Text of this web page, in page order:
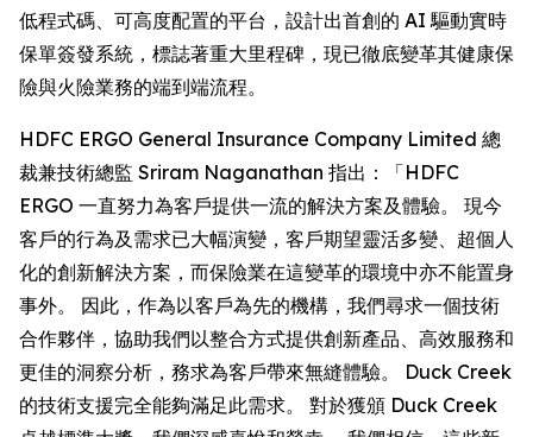
低程式碼、可高度配置的平台，設計出首創的 AI 驅動實時
保單簽發系統，標誌著重大里程碑，現已徹底變革其健康保
險與火險業務的端到端流程。
HDFC ERGO General Insurance Company Limited 總
裁兼技術總監 Sriram Naganathan 指出：「HDFC
ERGO 一直努力為客戶提供一流的解決方案及體驗。 現今
客戶的行為及需求已大幅演變，客戶期望靈活多變、超個人
化的創新解決方案，而保險業在這變革的環境中亦不能置身
事外。 因此，作為以客戶為先的機構，我們尋求一個技術
合作夥伴，協助我們以整合方式提供創新產品、高效服務和
更佳的洞察分析，務求為客戶帶來無縫體驗。 Duck Creek
的技術支援完全能夠滿足此需求。 對於獲頒 Duck Creek